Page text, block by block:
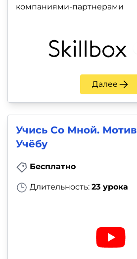
компаниями-партнерами
Далее
Учись Со Мной.
Учёбу
Бесплатно
Длительность: 23 урока